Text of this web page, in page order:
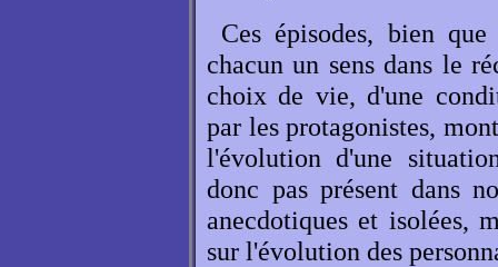
Ces épisodes, bien
chacun un sens dans le
choix de vie, d'une
par les protagonistes,
l'évolution d'une
donc pas présent dans
anecdotiques et isolées,
sur l'évolution des